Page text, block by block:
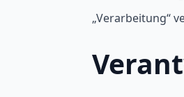
„Verarbeitung“